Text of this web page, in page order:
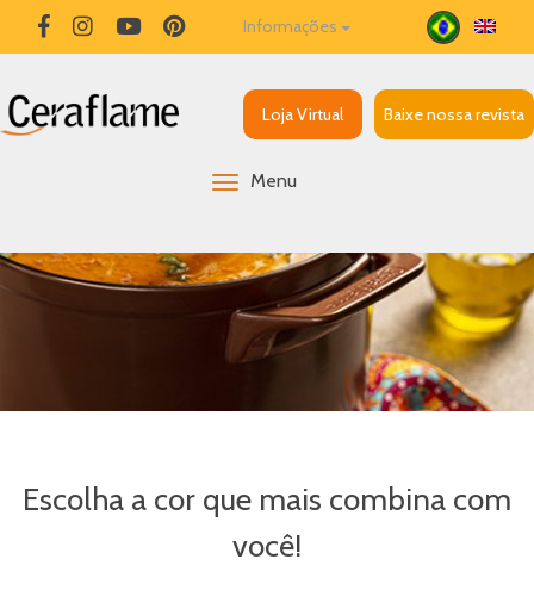
Informações
Loja Virtual Baixe nossa revista
Menu
Escolha a cor que mais combina com
você!